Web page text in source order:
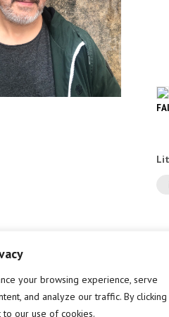
your browsing experience, serve
and analyze our traffic. By clicking
to our use of cookies.